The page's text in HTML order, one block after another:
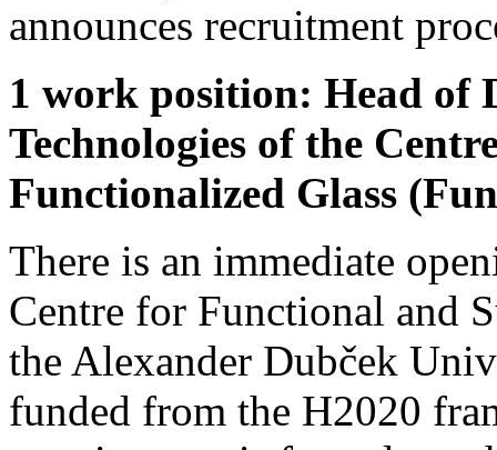
announces recruitment
1 work position: Head of
Technologies of the
Functionalized Glass
There is an immediate
Centre for Functional and
the Alexander Dubček
funded from the H2020